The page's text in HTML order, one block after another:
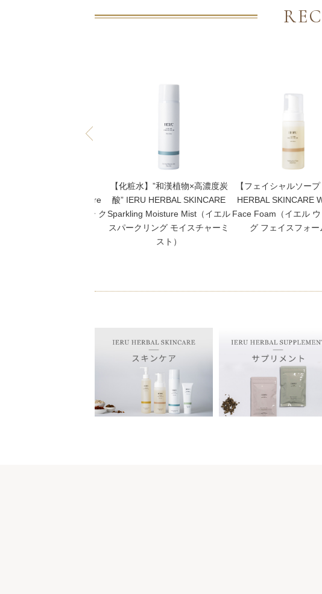
SKINCARE Moisture
（イエル モイスチャー ク
【化粧水】”和漢植物×高濃度炭
酸” IERU HERBAL SKINCARE
Sparkling Moisture Mist（イエル
スパークリング モイスチャーミ
スト）
【フェイシャルソー
HERBAL SKINCARE
Face Foam（イエル
グ フェイスフォー